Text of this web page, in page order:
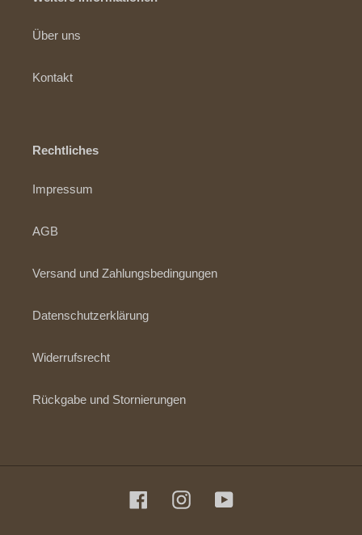
Über uns
Kontakt
Rechtliches
Impressum
AGB
Versand und Zahlungsbedingungen
Datenschutzerklärung
Widerrufsrecht
Rückgabe und Stornierungen
FacebookInstagramYouTube